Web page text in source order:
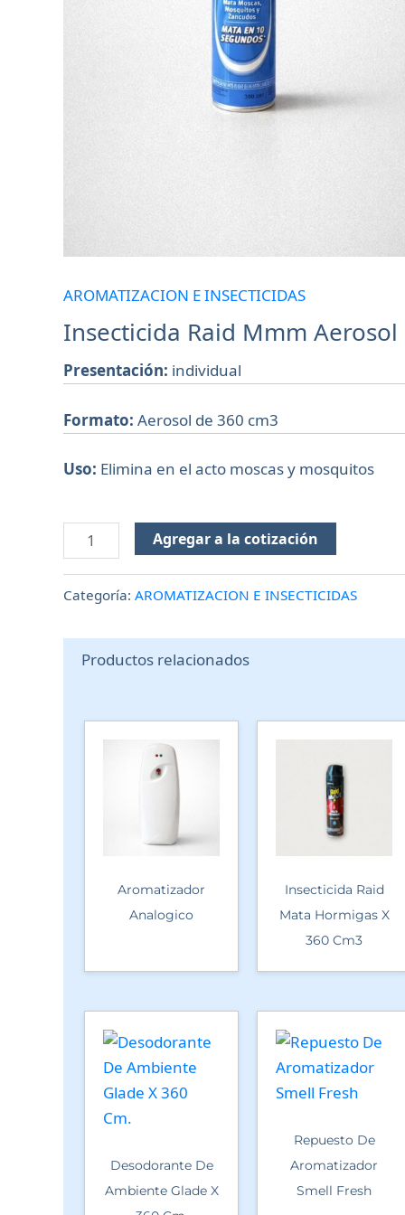
AROMATIZACION E INSECTICIDAS
Insecticida Raid Mmm Aerosol
Presentación: individual
Formato: Aerosol de 360 cm3
Uso: Elimina en el acto moscas y mosquitos
Agregar a la cotización
Categoría: AROMATIZACION E INSECTICIDAS
Productos relacionados
Aromatizador
Analogico
Insecticida Raid
Mata Hormigas X
360 Cm3
Desodorante De
Ambiente Glade X
Repuesto De
Aromatizador
Smell Fresh